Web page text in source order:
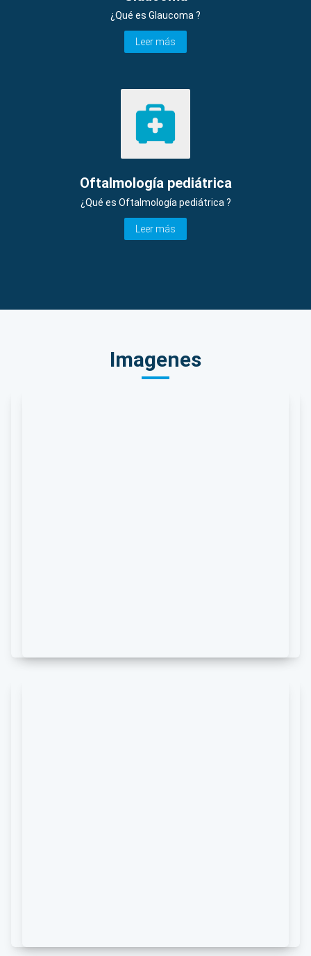
¿Qué es Glaucoma ?
Leer más
Oftalmología pediátrica
¿Qué es Oftalmología pediátrica ?
Leer más
Imagenes